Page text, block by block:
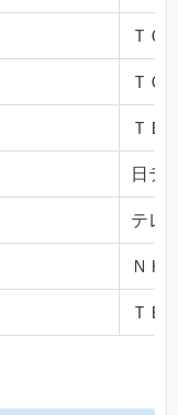
ＴＯ
ＴＯ
ＴＢ
日テ
テレ
ＮＨ
ＴＢ